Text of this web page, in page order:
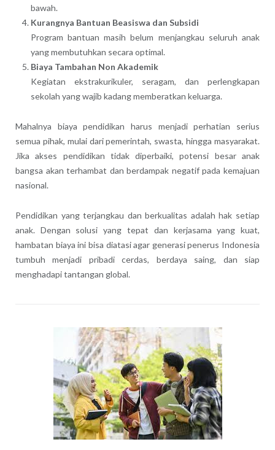
bawah.
Kurangnya Bantuan Beasiswa dan Subsidi
Program bantuan masih belum menjangkau seluruh anak
yang membutuhkan secara optimal.
Biaya Tambahan Non Akademik
Kegiatan ekstrakurikuler, seragam, dan perlengkapan
sekolah yang wajib kadang memberatkan keluarga.
Mahalnya biaya pendidikan harus menjadi perhatian serius
semua pihak, mulai dari pemerintah, swasta, hingga masyarakat.
Jika akses pendidikan tidak diperbaiki, potensi besar anak
bangsa akan terhambat dan berdampak negatif pada kemajuan
nasional.
Pendidikan yang terjangkau dan berkualitas adalah hak setiap
anak. Dengan solusi yang tepat dan kerjasama yang kuat,
hambatan biaya ini bisa diatasi agar generasi penerus Indonesia
tumbuh menjadi pribadi cerdas, berdaya saing, dan siap
menghadapi tantangan global.